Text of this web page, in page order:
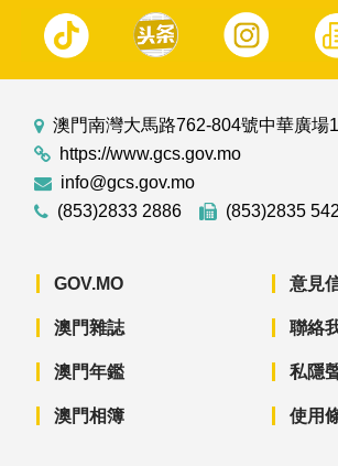
澳門南灣大馬路762-804號中華廣場
https://www.gcs.gov.mo
info@gcs.gov.mo
(853)2833 2886
(853)2835
GOV.MO
澳門雜誌
澳門年鑑
澳門相簿
意見
聯絡
私隱
使用